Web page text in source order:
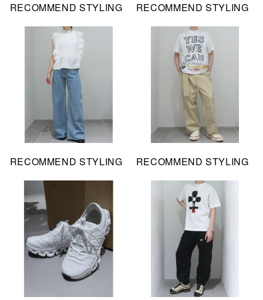
RECOMMEND STYLING RECOMMEND STYLING
RECOMMEND STYLING RECOMMEND STYLING